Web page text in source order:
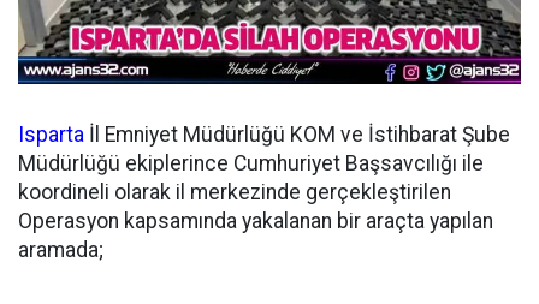
Isparta İl Emniyet Müdürlüğü KOM ve İstihbarat Şube
Müdürlüğü ekiplerince Cumhuriyet Başsavcılığı ile
koordineli olarak il merkezinde gerçekleştirilen
Operasyon kapsamında yakalanan bir araçta yapılan
aramada;